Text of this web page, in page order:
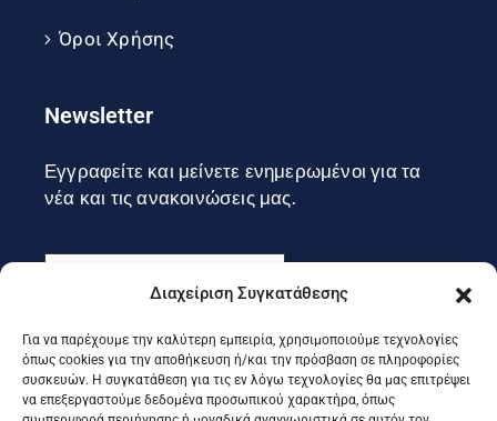
Διαχείριση Συγκατάθεσης
Για να παρέχουμε την καλύτερη εμπειρία, χρησιμοποιούμε τεχνολογίες
όπως cookies για την αποθήκευση ή/και την πρόσβαση σε πληροφορίες
συσκευών. Η συγκατάθεση για τις εν λόγω τεχνολογίες θα μας επιτρέψει
να επεξεργαστούμε δεδομένα προσωπικού χαρακτήρα, όπως
Όροι Χρήσης
Newsletter
Εγγραφείτε και μείνετε ενημερωμένοι για τα
νέα και τις ανακοινώσεις μας.
Εγγραφή